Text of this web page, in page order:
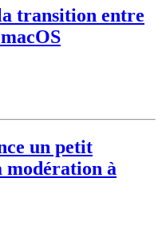
transition entre
un petit
modération à